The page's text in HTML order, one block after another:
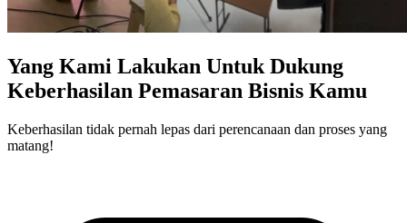
Yang Kami Lakukan Untuk Dukung
Keberhasilan Pemasaran Bisnis Kamu
Keberhasilan tidak pernah lepas dari perencanaan dan proses yang
matang!